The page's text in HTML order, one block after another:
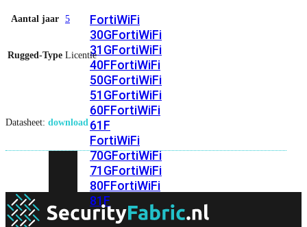
FortiWiFi
30GFortiWiFi
31GFortiWiFi
40FFortiWiFi
50GFortiWiFi
51GFortiWiFi
60FFortiWiFi
61F
FortiWiFi
70GFortiWiFi
71GFortiWiFi
80FFortiWiFi
81F
Aantal jaar 5
Rugged-Type Licentie
Datasheet: download